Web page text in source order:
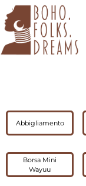
Abbigliamento
Borsa Mini
Wayuu